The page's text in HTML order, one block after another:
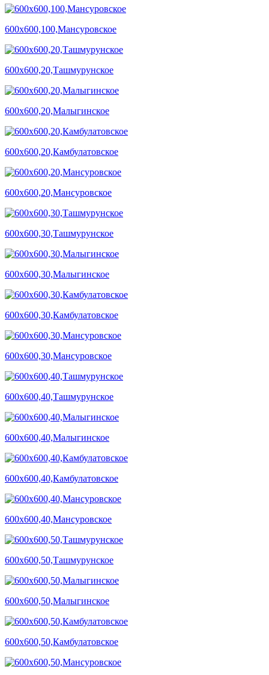
600х600,100,Мансуровское
600х600,20,Ташмурунское
600х600,20,Малыгинское
600х600,20,Камбулатовское
600х600,20,Мансуровское
600х600,30,Ташмурунское
600х600,30,Малыгинское
600х600,30,Камбулатовское
600х600,30,Мансуровское
600х600,40,Ташмурунское
600х600,40,Малыгинское
600х600,40,Камбулатовское
600х600,40,Мансуровское
600х600,50,Ташмурунское
600х600,50,Малыгинское
600х600,50,Камбулатовское